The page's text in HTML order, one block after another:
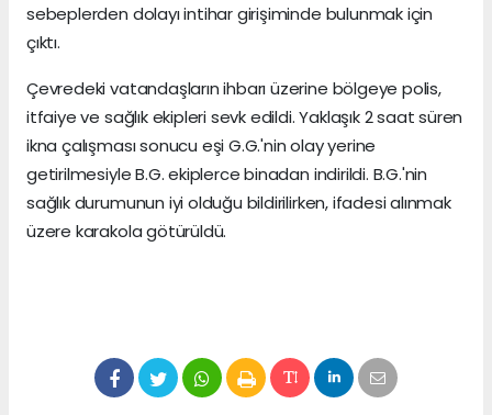
sebeplerden dolayı intihar girişiminde bulunmak için
çıktı.
Çevredeki vatandaşların ihbarı üzerine bölgeye polis,
itfaiye ve sağlık ekipleri sevk edildi. Yaklaşık 2 saat süren
ikna çalışması sonucu eşi G.G.'nin olay yerine
getirilmesiyle B.G. ekiplerce binadan indirildi. B.G.'nin
sağlık durumunun iyi olduğu bildirilirken, ifadesi alınmak
üzere karakola götürüldü.